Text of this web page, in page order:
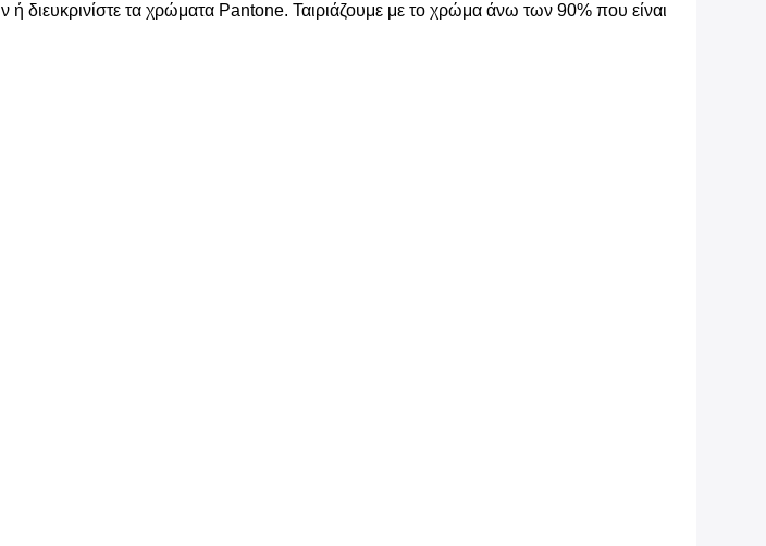
ή διευκρινίστε τα χρώματα Pantone. Ταιριάζουμε με το χρώμα άνω των 90% που είναι